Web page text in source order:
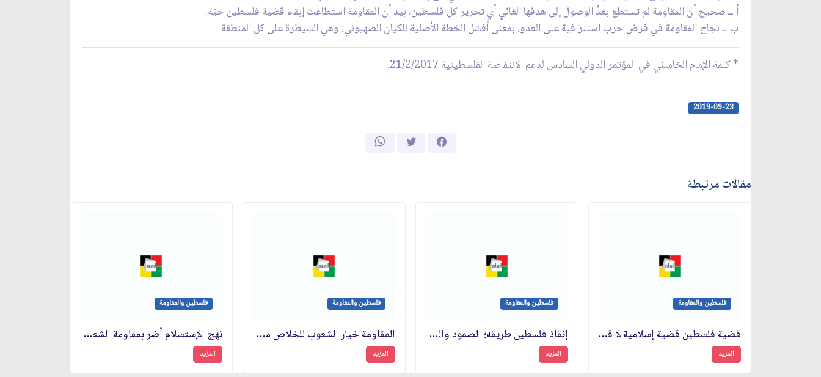
أ ــ صحيح أن المقاومة لم تستطع بعدُ الوصول إلى هدفها الغائي أي تحرير كل فلسطين، بيد أن المقاومة استطاعت إبقاء قضية فلسطين حيّة.
ب ــ نجاح المقاومة في فرض حرب استنزافية على العدو، بمعنى أفشل الخطة الأصلية للكيان الصهيوني: وهي السيطرة على كل المنطقة
* كلمة الإمام الخامنئي في المؤتمر الدولي السادس لدعم الانتفاضة الفلسطينية 21/2/2017.
2019-09-23
مقالات مرتبطة
فلسطين والمقاومة
قضية فلسطين قضية إسلامية لا قومية
المزيد
فلسطين والمقاومة
إنقاذ فلسطين طريقه؛ الصمود والمقاومة
المزيد
فلسطين والمقاومة
المقاومة خيار الشعوب للخلاص من شرور الغطرسة الأميركية
المزيد
فلسطين والمقاومة
نهج الإستسلام أضر بمقاومة الشعب الفلسطيني
المزيد